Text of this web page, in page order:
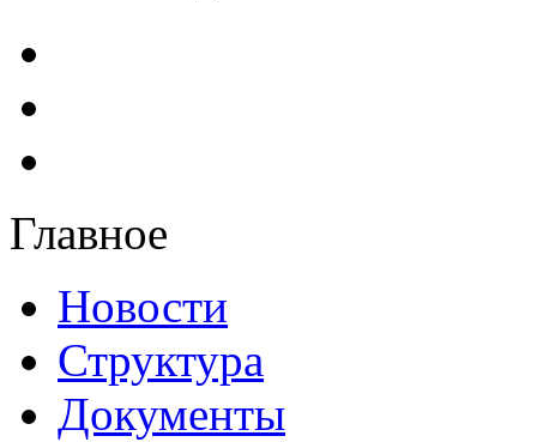
Главное
Новости
Структура
Документы